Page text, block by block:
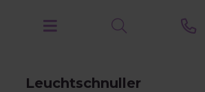
Leuchtschnuller